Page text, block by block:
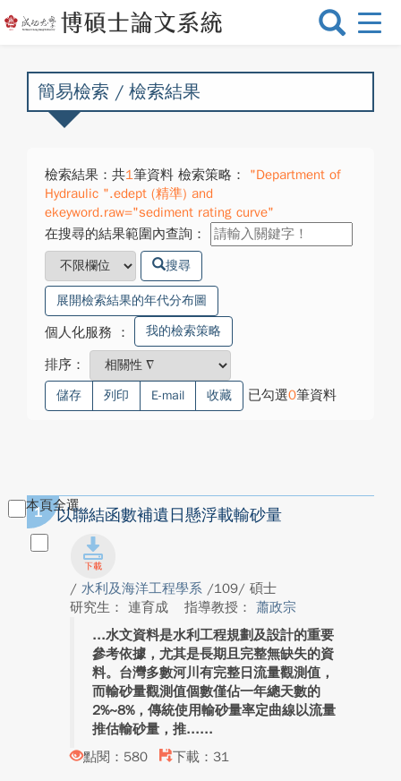
選
換
簡易檢索 / 檢索結果
檢索結果：共1筆資料 檢索策略：
"Department of
Hydraulic ".edept (精準) and
ekeyword.raw="sediment rating curve"
在搜尋的結果範圍內查詢：
搜尋
展開檢索結果的年代分布圖
個人化服務 ： 我的檢索策略
排序：
儲存 列印 E-mail 收藏 已勾選0筆資料
本頁全選
1 以聯結函數補遺日懸浮載輸砂量
/ 水利及海洋工程學系 /109/ 碩士
研究生： 連育成
指導教授： 蕭政宗
水文資料是水利工程規劃及設計的重要
參考依據，尤其是長期且完整無缺失的資
料。台灣多數河川有完整日流量觀測值，
而輸砂量觀測值個數僅佔一年總天數的
2%~8%，傳統使用輸砂量率定曲線以流量
推估輸砂量，推...
點閱：580
下載：31